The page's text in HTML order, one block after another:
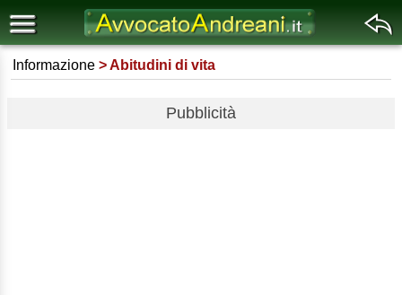
Informazione Abitudini di vita
Pubblicità